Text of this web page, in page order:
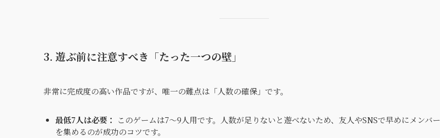
3. 遊ぶ前に注意すべき「たった一つの壁」
非常に完成度の高い作品ですが、唯一の難点は「人数の確保」です。
最低7人は必要：
このゲームは7〜9人用です。人数が足りないと遊べないため、友人やSNSで早めにメンバー
を集めるのが成功のコツです。